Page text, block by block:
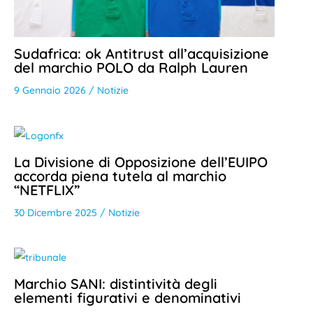
Sudafrica: ok Antitrust all’acquisizione
del marchio POLO da Ralph Lauren
9 Gennaio 2026 / Notizie
La Divisione di Opposizione dell’EUIPO
accorda piena tutela al marchio
“NETFLIX”
30 Dicembre 2025 / Notizie
Marchio SANI: distintività degli
elementi figurativi e denominativi